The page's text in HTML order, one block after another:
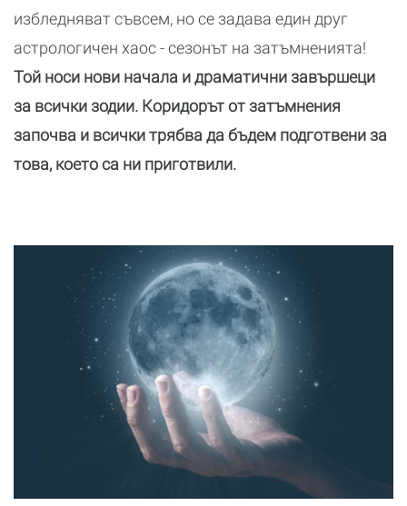
избледняват съвсем, но се задава един друг
астрологичен хаос - сезонът на затъмненията!
Той носи нови начала и драматични завършеци
за всички зодии. Коридорът от затъмнения
започва и всички трябва да бъдем подготвени за
това, което са ни приготвили.